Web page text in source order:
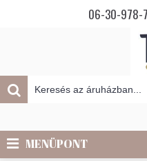
06-30-978-
MENÜPONT